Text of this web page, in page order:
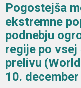
Pogostejša
ekstremne
podnebju
regije po
prelivu
10.